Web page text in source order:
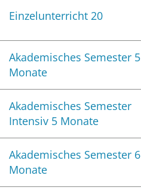
Einzelunterricht 20
Akademisches Semester 5
Monate
Akademisches Semester
Intensiv 5 Monate
Akademisches Semester 6
Monate